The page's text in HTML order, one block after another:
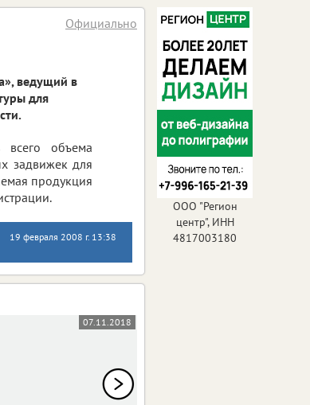
Официально
ведущий в
для
всего объема
задвижек для
продукция
19 февраля 2008 г. 13:38
07.11.2018
ООО "Регион
центр", ИНН
4817003180